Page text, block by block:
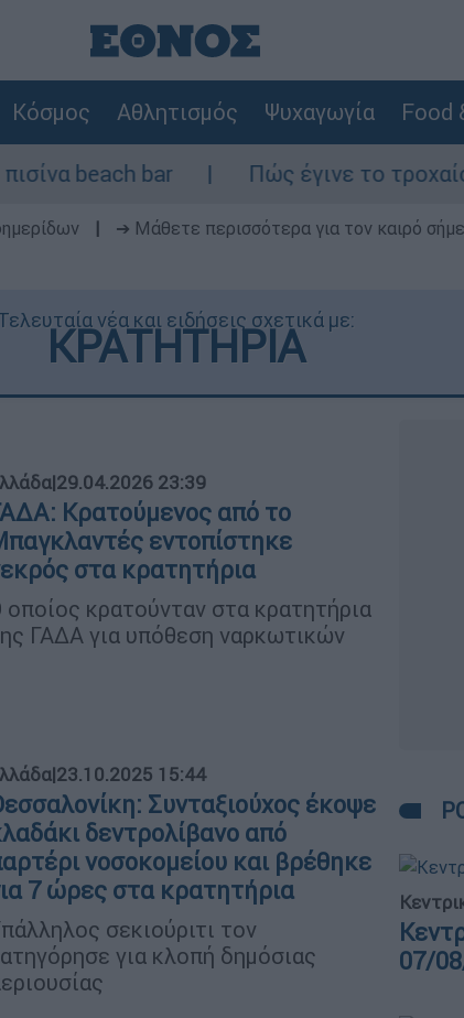
Κόσμος Αθλητισμός Ψυχαγωγία Food
Πώς έγινε το τροχαίο στη Λ.
➔ Μάθετε περισσότερα για τον καιρό
νέα και ειδήσεις σχετικά με:
ΚΡΑΤΗΤΗΡΙΑ
|29.04.2026 23:39
Κρατούμενος από το
εντοπίστηκε
στα κρατητήρια
οποίος κρατούνταν στα κρατητήρια
ΓΑΔΑ για υπόθεση ναρκωτικών
|23.10.2025 15:44
Συνταξιούχος έκοψε
δεντρολίβανο από
νοσοκομείου και βρέθηκε
7 ώρες στα κρατητήρια
σεκιούριτι τον
για κλοπή δημόσιας
07/